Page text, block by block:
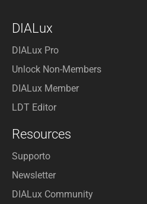
DIALux
DIALux Pro
Unlock Non-Members
DIALux Member
LDT Editor
Resources
Supporto
Newsletter
DIALux Community